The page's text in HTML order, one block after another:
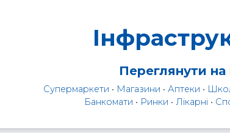
Переглянути на
Супермаркети • Магазини • Аптеки •
Банкомати • Ринки • Лікарні •